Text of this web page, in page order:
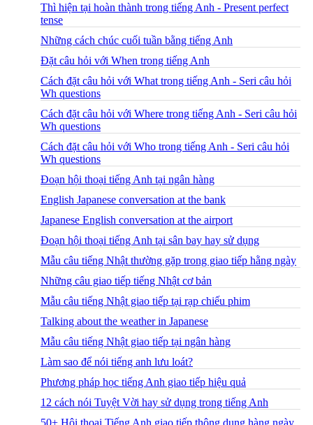
Thì hiện tại hoàn thành trong tiếng Anh - Present perfect
tense
Những cách chúc cuối tuần bằng tiếng Anh
Đặt câu hỏi với When trong tiếng Anh
Cách đặt câu hỏi với What trong tiếng Anh - Seri câu hỏi
Wh questions
Cách đặt câu hỏi với Where trong tiếng Anh - Seri câu hỏi
Wh questions
Cách đặt câu hỏi với Who trong tiếng Anh - Seri câu hỏi
Wh questions
Đoạn hội thoại tiếng Anh tại ngân hàng
English Japanese conversation at the bank
Japanese English conversation at the airport
Đoạn hội thoại tiếng Anh tại sân bay hay sử dụng
Mẫu câu tiếng Nhật thường gặp trong giao tiếp hằng ngày
Những câu giao tiếp tiếng Nhật cơ bản
Mẫu câu tiếng Nhật giao tiếp tại rạp chiếu phim
Talking about the weather in Japanese
Mẫu câu tiếng Nhật giao tiếp tại ngân hàng
Làm sao để nói tiếng anh lưu loát?
Phương pháp học tiếng Anh giao tiếp hiệu quả
12 cách nói Tuyệt Vời hay sử dụng trong tiếng Anh
50+ Hội thoại Tiếng Anh giao tiếp thông dụng hàng ngày